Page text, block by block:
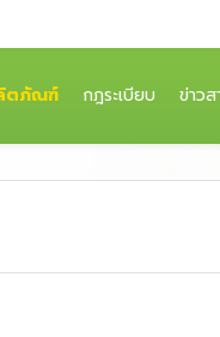
ตภัณฑ์ กฎระเบียบ ข่าวส